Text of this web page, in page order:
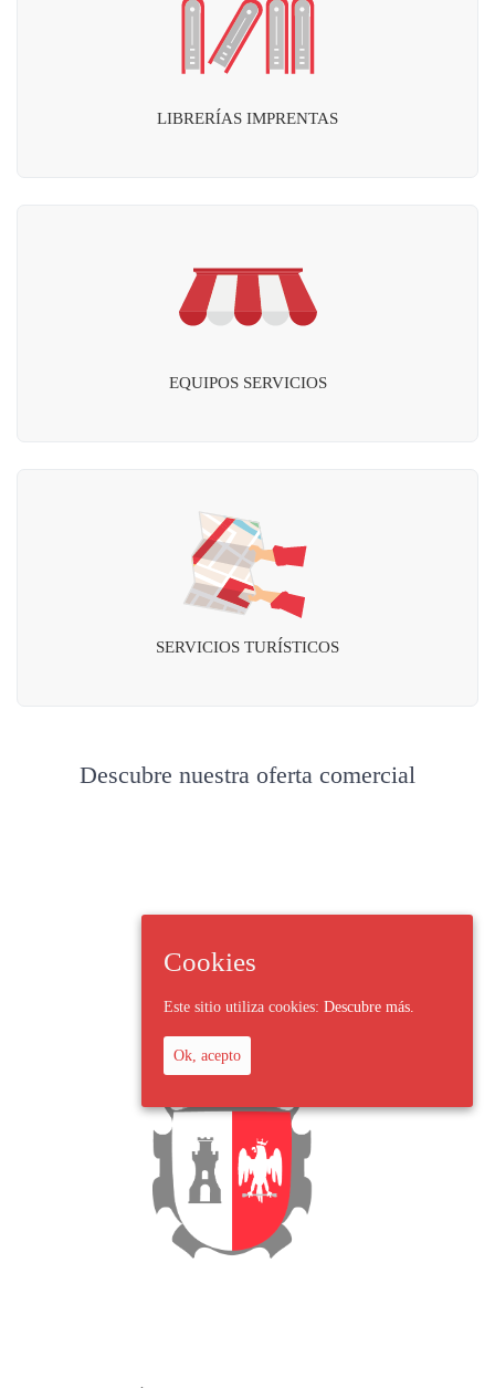
LIBRERÍAS IMPRENTAS
EQUIPOS SERVICIOS
SERVICIOS TURÍSTICOS
Descubre nuestra oferta comercial
Cookies
Este sitio utiliza cookies: Descubre más.
Ok, acepto